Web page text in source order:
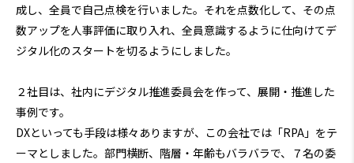
成し、全員で自己点検を行いました。それを点数化して、その点
数アップを人事評価に取り入れ、全員意識するように仕向けてデ
ジタル化のスタートを切るようにしました。
２社目は、社内にデジタル推進委員会を作って、展開・推進した
事例です。
DXといっても手段は様々ありますが、この会社では「RPA」をテ
ーマとしました。部門横断、階層・年齢もバラバラで、７名の委